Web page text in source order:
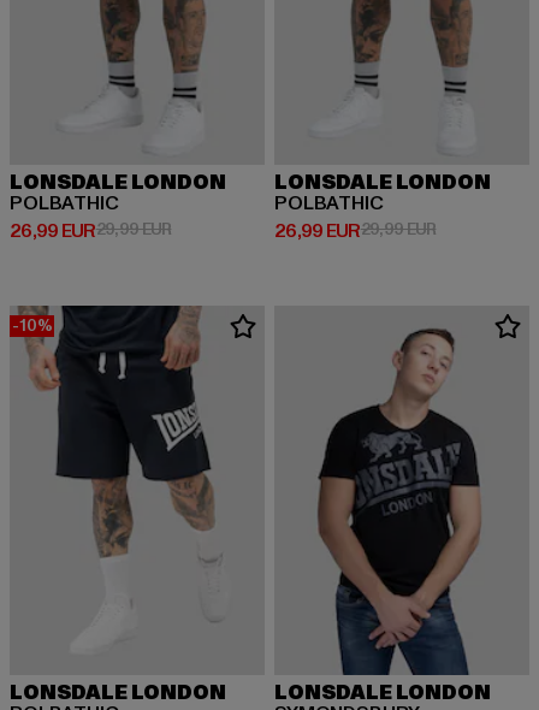
LONSDALE LONDON
POLBATHIC
26,99 EUR
Prix courant: 26,99 EUR
29,99 EURPrix en promotion: 29,99 EUR
LONSDALE LONDON
POLBATHIC
26,99 EUR
Prix courant: 26,99 EUR
29,99 EURPrix en
-10%
LONSDALE LONDON LONSDALE LONDON